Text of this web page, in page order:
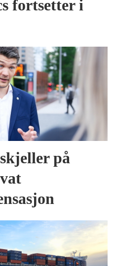
fortsetter i
på